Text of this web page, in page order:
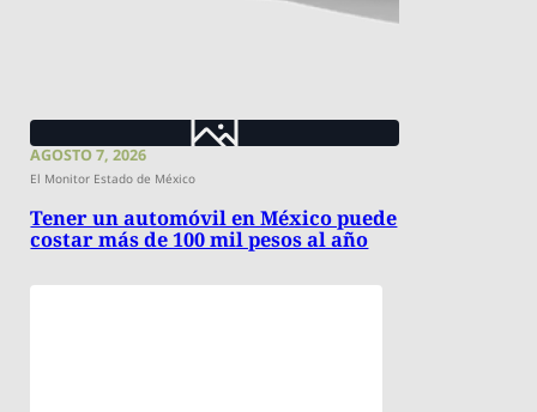
AGOSTO 7, 2026
El Monitor Estado de México
Tener un automóvil en México puede
costar más de 100 mil pesos al año